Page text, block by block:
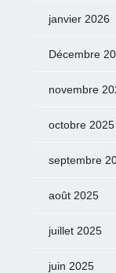
janvier 2026
Décembre
novembre
octobre 2025
septembre
août 2025
juillet 2025
juin 2025